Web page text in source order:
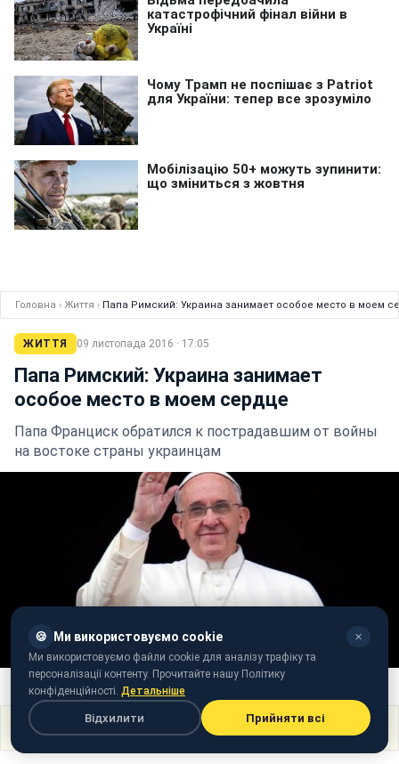
Головна › Життя › Папа Римский: Украина занимает особое место в моем
ЖИТТЯ 09 листопада 2016 · 17:05
Папа Римский: Украина занимает
особое место в моем сердце
Папа Франциск обратился к пострадавшим от войны
на востоке страны украинцам
Фото: Папа Франциск (tert.am)
Поділитися
🍪 Ми використовуємо cookie ✕
Ми використовуємо файли cookie для аналізу трафіку та
персоналізації контенту. Прочитайте нашу Політику
конфіденційності. Детальніше
Відхилити Прийняти всі